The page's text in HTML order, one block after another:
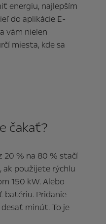
energiu, najlepším
do aplikácie E-
vám nielen
miesta, kde sa
čakať?
20 % na 80 % stačí
ak použijete rýchlu
150 kW. Alebo
batériu. Pridanie
minút. To je